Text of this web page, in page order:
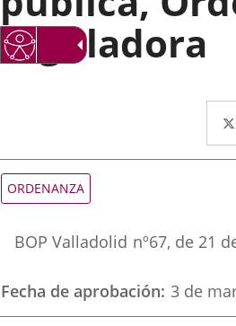
reguladora
Tipo
de
ORDENANZA
boletin
BOP Valladolid nº67, de 21
Fecha de aprobación 3 de